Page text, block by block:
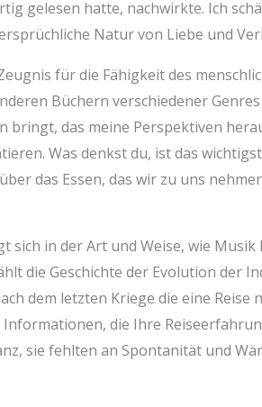
gelesen hatte, nachwirkte. Ich
Natur von Liebe und
für die Fähigkeit des
Büchern verschiedener
bringt, das meine Perspektiven
Was denkst du, ist das
das Essen, das wir zu uns
sich in der Art und Weise, wie
die Geschichte der Evolution der
dem letzten Kriege die eine Reise
die Ihre
sie fehlten an Spontanität und